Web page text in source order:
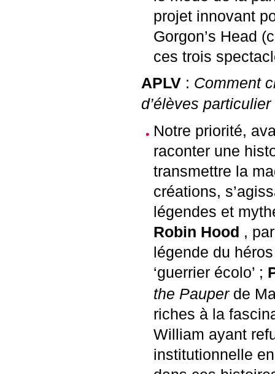
projet innovant
Gorgon’s Head
ces trois
APLV : Comment
d’élèves particulier
Notre priorité,
raconter une
transmettre la
créations,
légendes et
Robin Hood ,
légende du
‘guerrier écolo’ ;
the Pauperde
riches à la
William ayant
institutionnelle